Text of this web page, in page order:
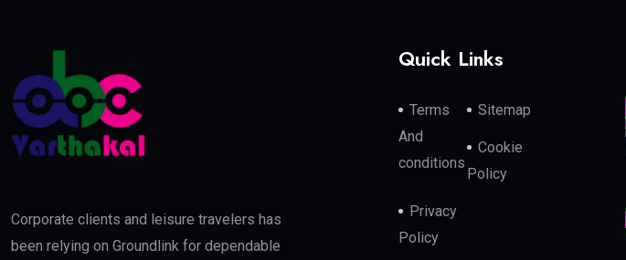
Corporate clients and leisure travelers has
been relying on Groundlink for dependable
Quick Links
Terms
And
conditions
Sitemap
Cookie
Policy
Privacy
Policy